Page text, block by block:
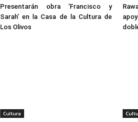
Presentarán obra ‘Francisco y
Sarah’ en la Casa de la Cultura de
Los Olivos
Cultura